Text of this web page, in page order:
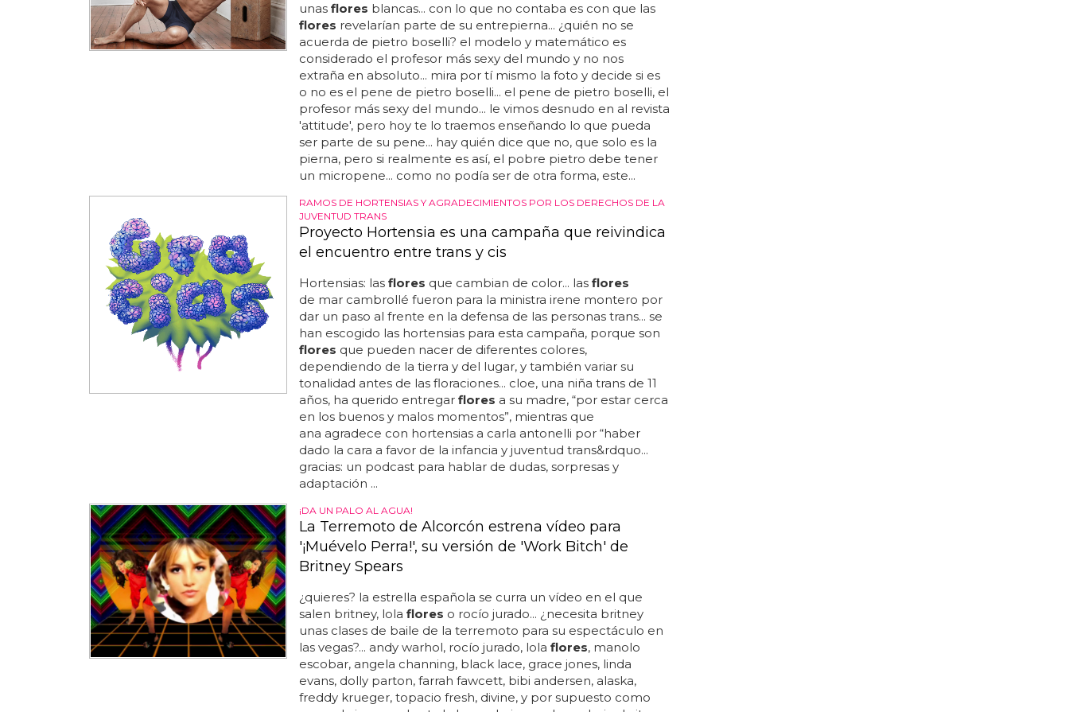
unas flores blancas... con lo que no contaba es con que las
flores revelarían parte de su entrepierna... ¿quién no se
acuerda de pietro boselli? el modelo y matemático es
considerado el profesor más sexy del mundo y no nos
extraña en absoluto... mira por tí mismo la foto y decide si es
o no es el pene de pietro boselli... el pene de pietro boselli, el
profesor más sexy del mundo... le vimos desnudo en al revista
'attitude', pero hoy te lo traemos enseñando lo que pueda
ser parte de su pene... hay quién dice que no, que solo es la
pierna, pero si realmente es así, el pobre pietro debe tener
un micropene... como no podía ser de otra forma, este...
RAMOS DE HORTENSIAS Y AGRADECIMIENTOS POR LOS DERECHOS DE LA
JUVENTUD TRANS
Proyecto Hortensia es una campaña que reivindica
el encuentro entre trans y cis
Hortensias: las flores que cambian de color... las flores
de mar cambrollé fueron para la ministra irene montero por
dar un paso al frente en la defensa de las personas trans... se
han escogido las hortensias para esta campaña, porque son
flores que pueden nacer de diferentes colores,
dependiendo de la tierra y del lugar, y también variar su
tonalidad antes de las floraciones... cloe, una niña trans de 11
años, ha querido entregar flores a su madre, “por estar cerca
en los buenos y malos momentos”, mientras que
ana agradece con hortensias a carla antonelli por “haber
dado la cara a favor de la infancia y juventud trans&rdquo...
gracias: un podcast para hablar de dudas, sorpresas y
adaptación ...
¡DA UN PALO AL AGUA!
La Terremoto de Alcorcón estrena vídeo para
'¡Muévelo Perra!', su versión de 'Work Bitch' de
Britney Spears
¿quieres? la estrella española se curra un vídeo en el que
salen britney, lola flores o rocío jurado... ¿necesita britney
unas clases de baile de la terremoto para su espectáculo en
las vegas?... andy warhol, rocío jurado, lola flores, manolo
escobar, angela channing, black lace, grace jones, linda
evans, dolly parton, farrah fawcett, bibi andersen, alaska,
freddy krueger, topacio fresh, divine, y por supuesto como